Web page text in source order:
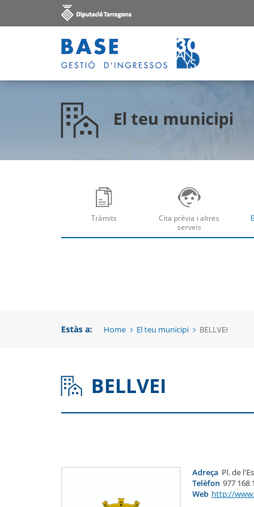
El teu municipi
Tràmits
Obre
finestra
Cita prèvia i altres
serveis
Obre
finestra
Estàs a: Home El teu municipi BELLVEI
BELLVEI
Adreça Pl. de
Telèfon 977 168
Web http://